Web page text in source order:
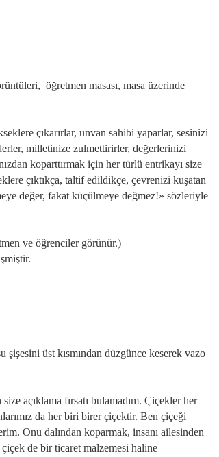
öğretmen masası, masa üzerinde
çıkarırlar, unvan sahibi yaparlar, sesinizi
milletinize zulmettirirler, değerlerinizi
koparttırmak için her türlü entrikayı size
çıktıkça, taltif edildikçe, çevrenizi kuşatan
değer, fakat küçülmeye değmez!» sözleriyle
ve öğrenciler görünür.)
üst kısmından düzgünce keserek vazo
açıklama fırsatı bulamadım. Çiçekler her
da her biri birer çiçektir. Ben çiçeği
Onu dalından koparmak, insanı ailesinden
de bir ticaret malzemesi haline